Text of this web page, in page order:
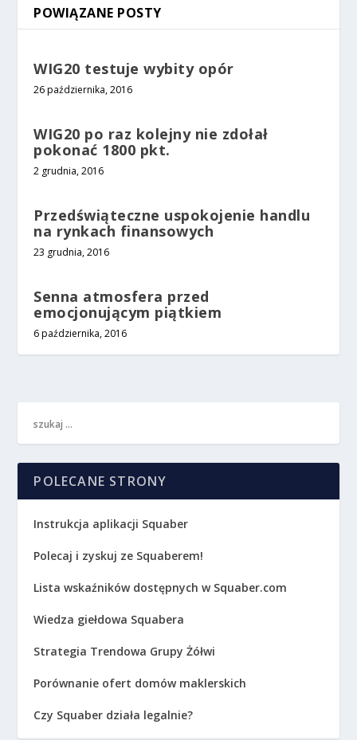
POWIĄZANE POSTY
WIG20 testuje wybity opór
26 października, 2016
WIG20 po raz kolejny nie zdołał
pokonać 1800 pkt.
2 grudnia, 2016
Przedświąteczne uspokojenie handlu
na rynkach finansowych
23 grudnia, 2016
Senna atmosfera przed
emocjonującym piątkiem
6 października, 2016
POLECANE STRONY
Instrukcja aplikacji Squaber
Polecaj i zyskuj ze Squaberem!
Lista wskaźników dostępnych w Squaber.com
Wiedza giełdowa Squabera
Strategia Trendowa Grupy Żółwi
Porównanie ofert domów maklerskich
Czy Squaber działa legalnie?